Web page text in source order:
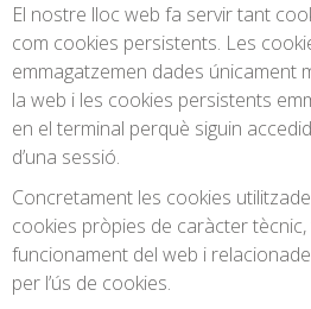
El nostre lloc web fa servir tant
com cookies persistents. Les
emmagatzemen dades únicament
la web i les cookies persistents
en el terminal perquè siguin
d’una sessió.
Concretament les cookies
cookies pròpies de caràcter
funcionament del web i
per l’ús de cookies.